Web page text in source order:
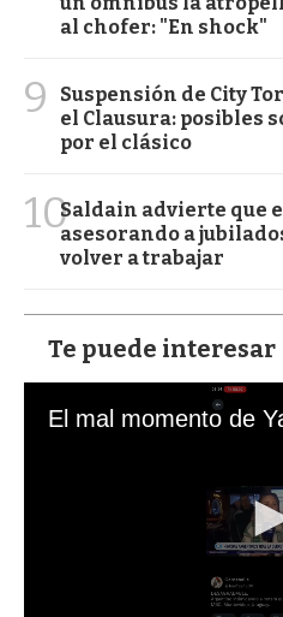
al chofer: "En shock"
9
Suspensión de City
el Clausura: posibles
por el clásico
10Saldain advierte que
asesorando a
volver a trabajar
Te puede interesar